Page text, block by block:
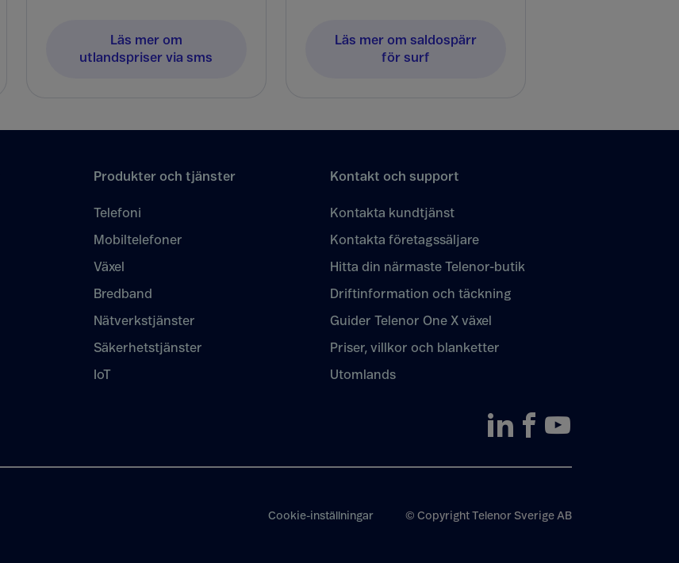
Läs mer om
utlandspriser via sms
Läs mer om saldospärr
för surf
Produkter och tjänster
Telefoni
Mobiltelefoner
Växel
Bredband
Nätverkstjänster
Säkerhetstjänster
IoT
Kontakt och support
Kontakta kundtjänst
Kontakta företagssäljare
Hitta din närmaste Telenor-butik
Driftinformation och täckning
Guider Telenor One X växel
Priser, villkor och blanketter
Utomlands
Cookie-inställningar © Copyright Telenor Sverige AB